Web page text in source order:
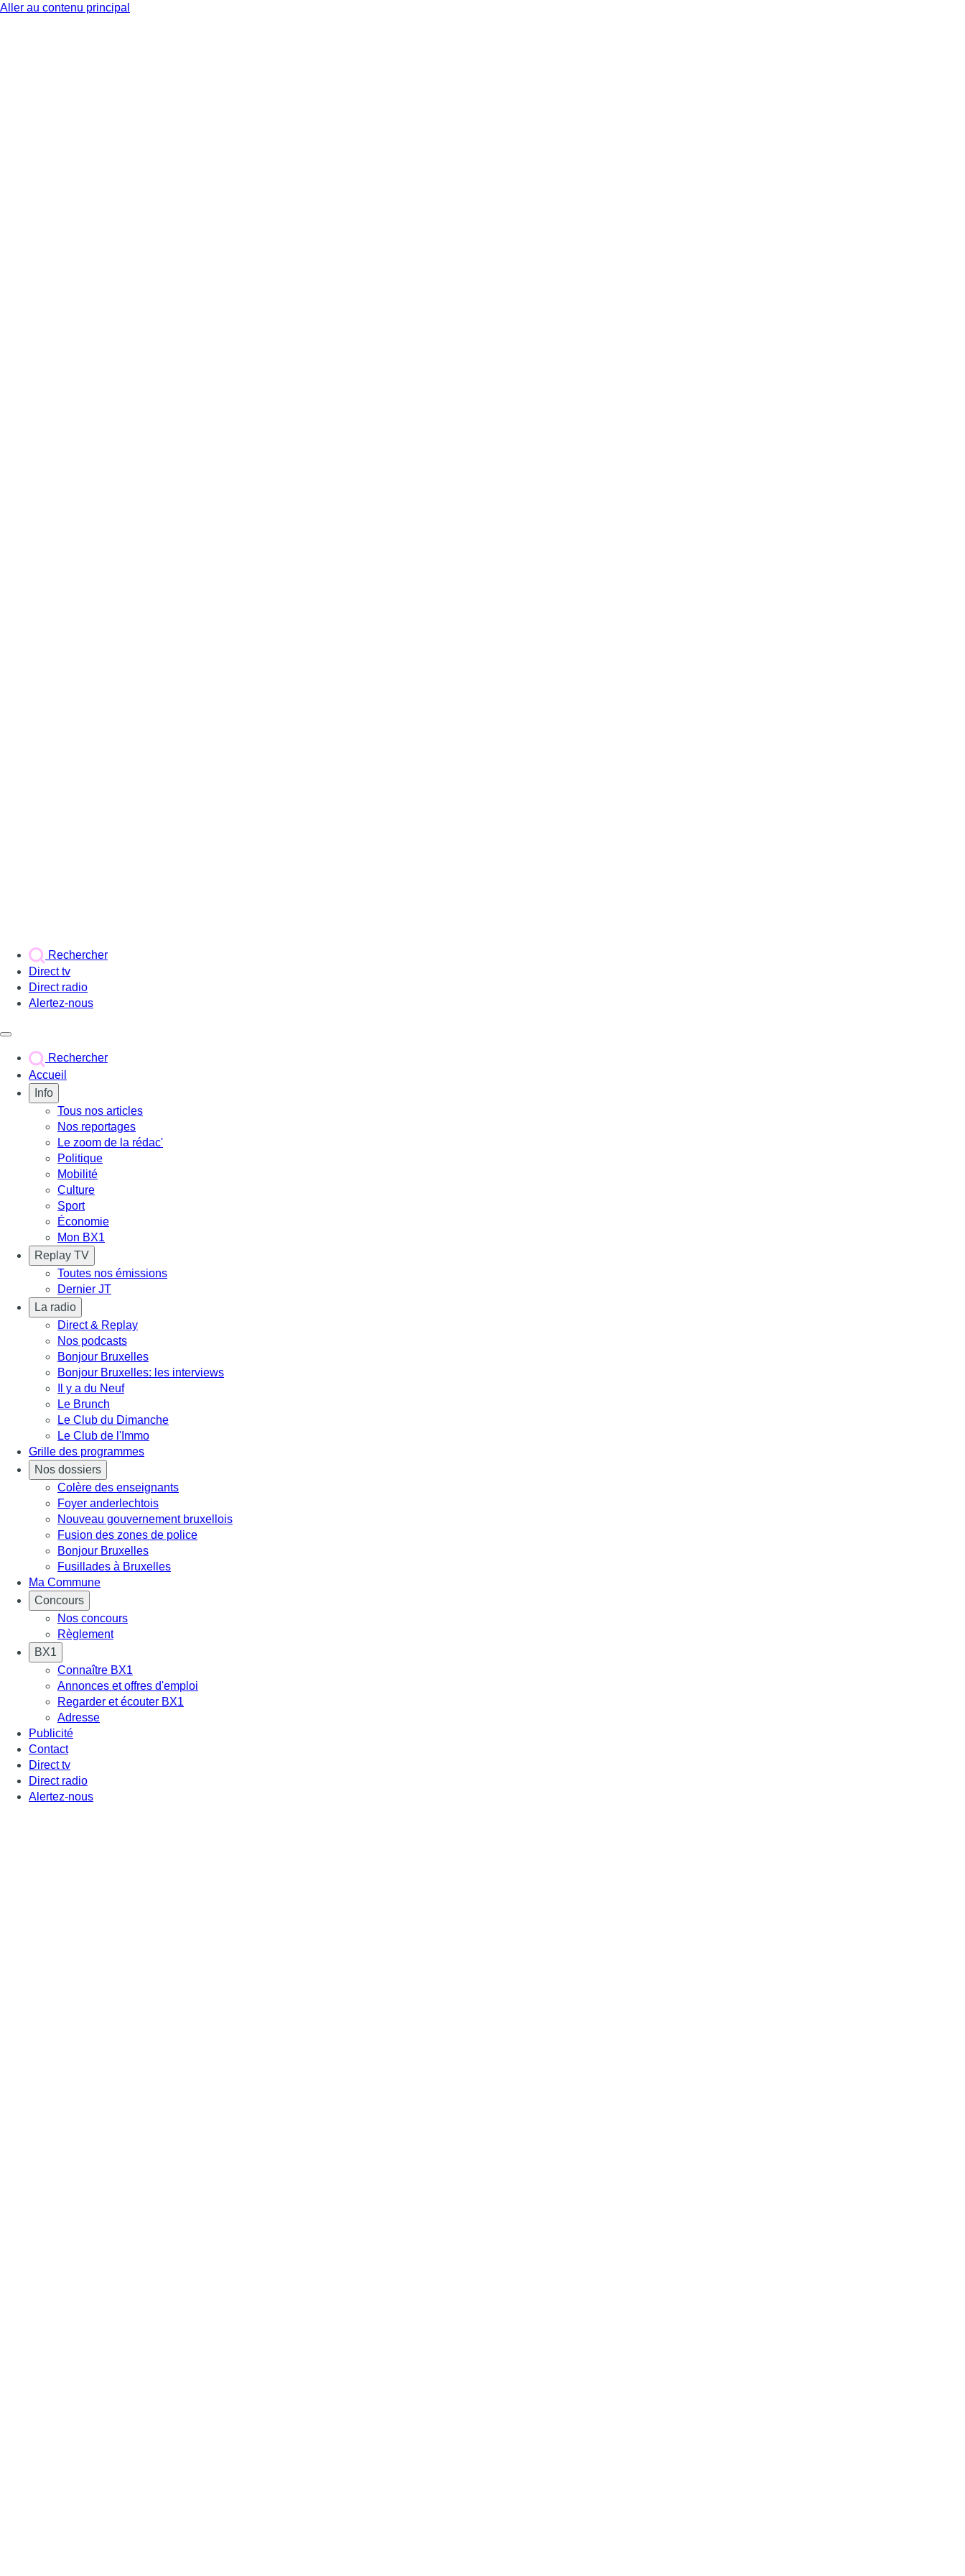
Aller au contenu principal
Rechercher
Direct tv
Direct radio
Alertez-nous
Rechercher
Accueil
Info
Tous nos articles
Nos reportages
Le zoom de la rédac'
Politique
Mobilité
Culture
Sport
Économie
Mon BX1
Replay TV
Toutes nos émissions
Dernier JT
La radio
Direct & Replay
Nos podcasts
Bonjour Bruxelles
Bonjour Bruxelles: les interviews
Il y a du Neuf
Le Brunch
Le Club du Dimanche
Le Club de l'Immo
Grille des programmes
Nos dossiers
Colère des enseignants
Foyer anderlechtois
Nouveau gouvernement bruxellois
Fusion des zones de police
Bonjour Bruxelles
Fusillades à Bruxelles
Ma Commune
Concours
Nos concours
Règlement
BX1
Connaître BX1
Annonces et offres d'emploi
Regarder et écouter BX1
Adresse
Publicité
Contact
Direct tv
Direct radio
Alertez-nous